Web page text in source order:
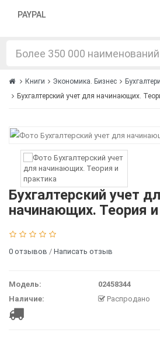
PAYPAL
Книги Экономика. Бизнес
Бухгалтерский учет для начинающих.
Бухгалтерский учет
начинающих. Теория
0 отзывов / Написать отзыв
Модель:
02458344
Наличие:
Распродано